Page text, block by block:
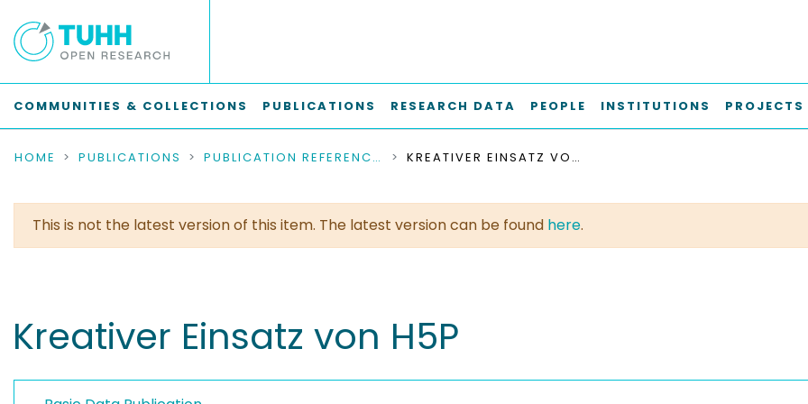
COMMUNITIES & COLLECTIONS PUBLICATIONS RESEARCH DATA PEOPLE INSTITUTIONS PROJECTS
HOME PUBLICATIONS PUBLICATION REFERENCES KREATIVER EINSATZ VON H5P
This is not the latest version of this item. The latest version can be found here.
Kreativer Einsatz von H5P